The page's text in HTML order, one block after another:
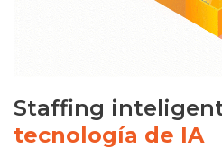
Staffing
tecnología de IA